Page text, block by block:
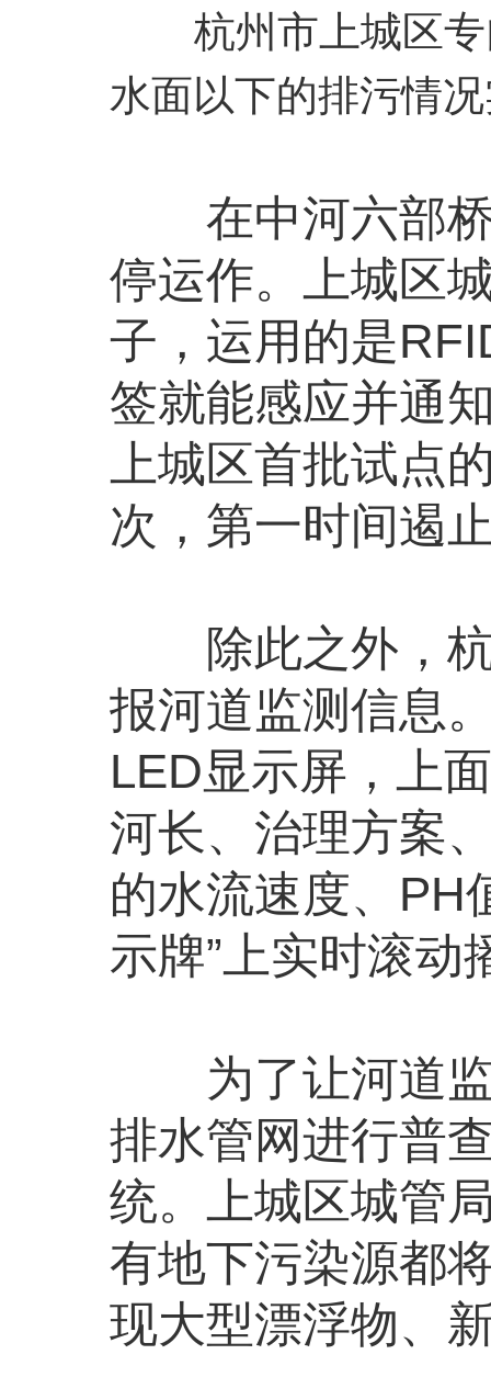
杭州市上城区专
水面以下的排污情
在中河六部桥
停运作。上城区
子，运用的是
签就能感应并通
上城区首批试点
次，第一时间遏
除此之外，杭
报河道监测信息
LED显示屏，上
河长、治理方案
的水流速度、PH
示牌”上实时滚动
为了让河道监
排水管网进行普
统。上城区城管
有地下污染源都
现大型漂浮物、